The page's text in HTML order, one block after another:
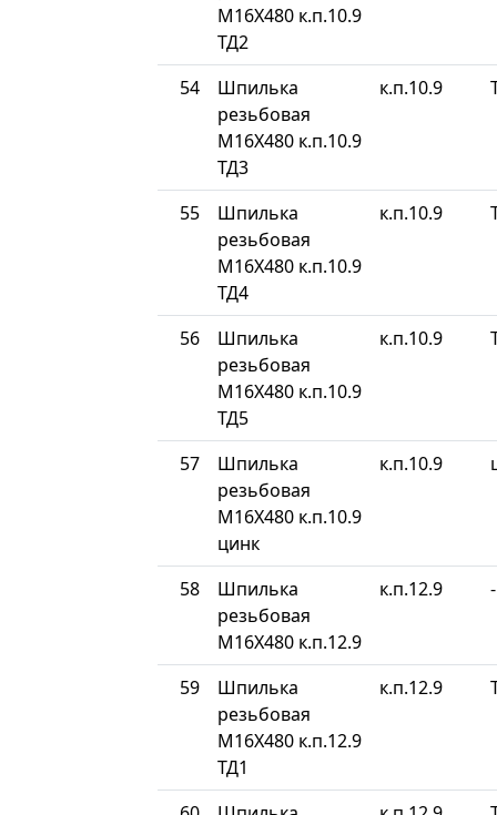
М16Х480 к.п.10.9
ТД2
54
Шпилька
резьбовая
М16Х480 к.п.10.9
ТД3
к.п.10.9
55
Шпилька
резьбовая
М16Х480 к.п.10.9
ТД4
к.п.10.9
56
Шпилька
резьбовая
М16Х480 к.п.10.9
ТД5
к.п.10.9
57
Шпилька
резьбовая
М16Х480 к.п.10.9
цинк
к.п.10.9
58
Шпилька
резьбовая
М16Х480 к.п.12.9
к.п.12.9 -
59
Шпилька
резьбовая
М16Х480 к.п.12.9
ТД1
к.п.12.9